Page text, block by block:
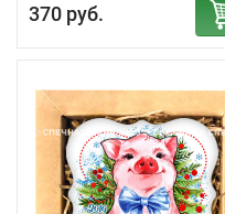
370 руб.